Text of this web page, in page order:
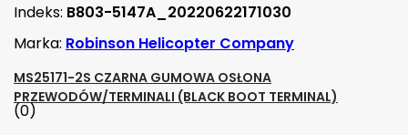
Indeks: B803-5147A_20220622171030
Marka: Robinson Helicopter Company
MS25171-2S CZARNA GUMOWA OSŁONA
PRZEWODÓW/TERMINALI (BLACK BOOT TERMINAL)
(0)